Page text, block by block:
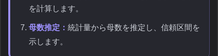
を計算します。
母数推定： 統計量から母数を推定し、信頼区間を
示します。